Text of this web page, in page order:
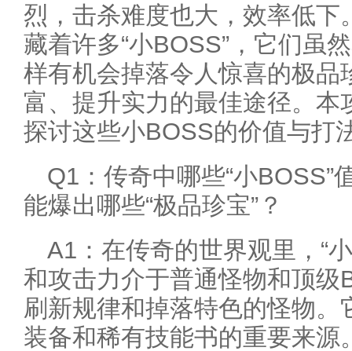
烈，击杀难度也大，效率低下
藏着许多“小BOSS”，它们虽
样有机会掉落令人惊喜的极品
富、提升实力的最佳途径。本
探讨这些小BOSS的价值与打
Q1：传奇中哪些“小BOSS”
能爆出哪些“极品珍宝”？
A1：在传奇的世界观里，“
和攻击力介于普通怪物和顶级
刷新规律和掉落特色的怪物
装备和稀有技能书的重要来源